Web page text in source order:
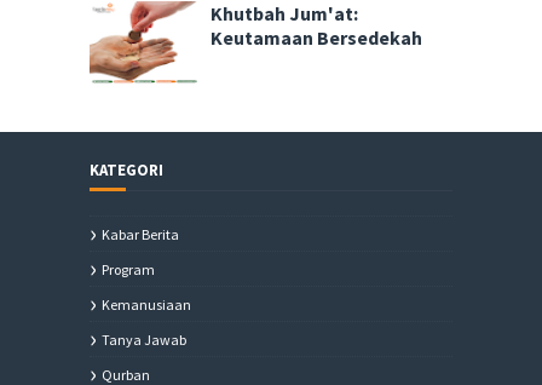
Khutbah Jum'at:
Keutamaan Bersedekah
KATEGORI
Kabar Berita
Program
Kemanusiaan
Tanya Jawab
Qurban